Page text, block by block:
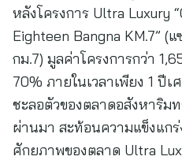
หลังโครงการ Ultra Luxury
Eighteen Bangna KM.7” (
กม.7) มูลค่าโครงการกว่า
70% ภายในเวลาเพียง 1 ปี
ชะลอตัวของตลาดอสังหาริม
ผ่านมา สะท้อนความแข็งแก
ศักยภาพของตลาด Ultra